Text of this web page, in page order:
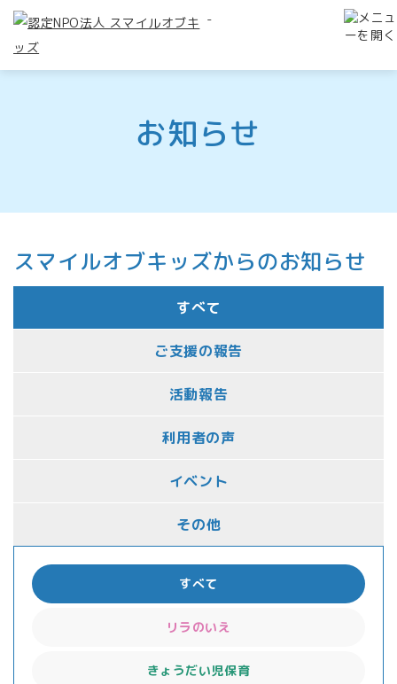
-
お知らせ
スマイルオブキッズからのお知らせ
すべて
ご支援の報告
活動報告
利用者の声
イベント
その他
すべて
リラのいえ
きょうだい児保育